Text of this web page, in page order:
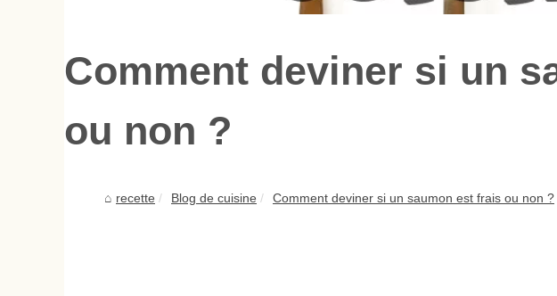
Comment deviner si un
ou non ?
recette Blog de cuisine Comment deviner si un saumon est frais ou non ?